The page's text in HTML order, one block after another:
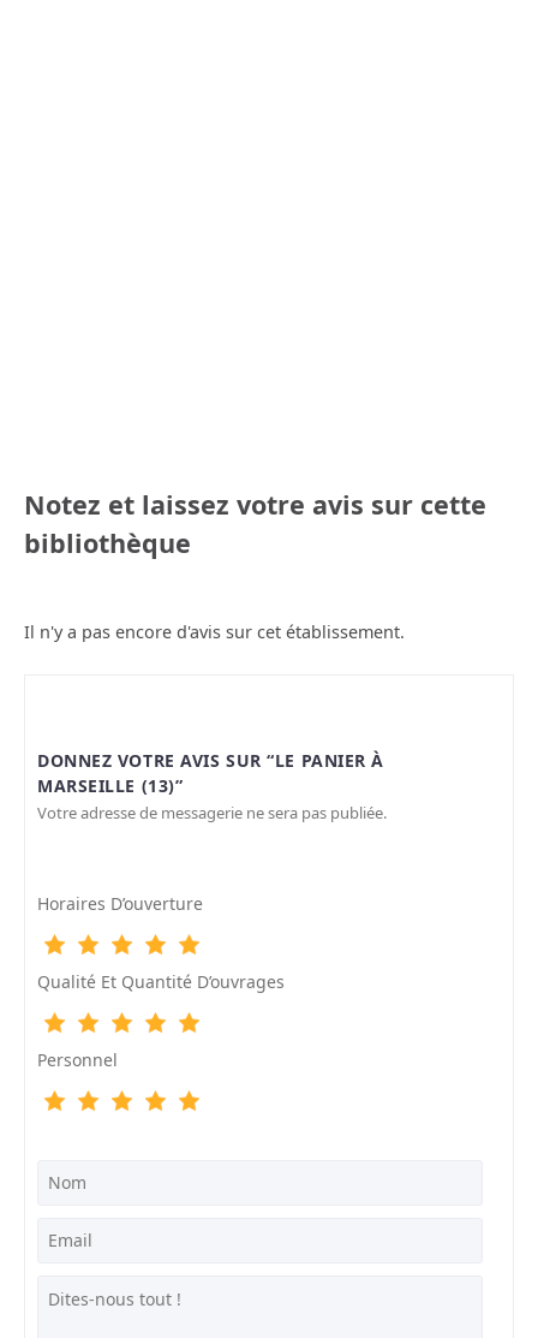
Notez et laissez votre avis sur cette
bibliothèque
Il n'y a pas encore d'avis sur cet établissement.
DONNEZ VOTRE AVIS SUR “LE PANIER À
MARSEILLE (13)”
Votre adresse de messagerie ne sera pas publiée.
Horaires D’ouverture
Qualité Et Quantité D’ouvrages
Personnel